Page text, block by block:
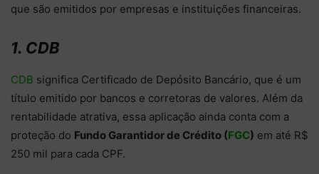
que são emitidos por empresas e instituições financeiras.
1. CDB
CDB significa Certificado de Depósito Bancário, que é um
título emitido por bancos e corretoras de valores. Além da
rentabilidade atrativa, essa aplicação ainda conta com a
proteção do Fundo Garantidor de Crédito (FGC) em até R$
250 mil para cada CPF.